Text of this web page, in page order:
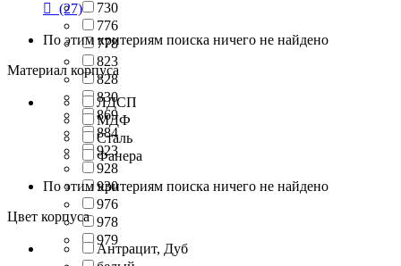
730
776
778
823
828
830
869
884
923
928
930
976
978
979
 (27)
По этим критериям поиска ничего не найдено
Материал корпуса
ЛДСП
МДФ
Сталь
Фанера
По этим критериям поиска ничего не найдено
Цвет корпуса
Антрацит, Дуб